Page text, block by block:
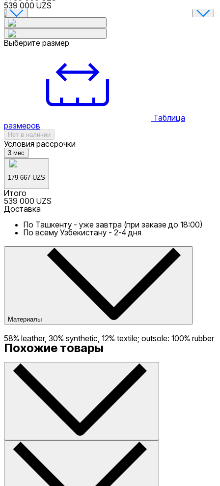
539 000 UZS
Выберите размер
Таблица
размеров
Нет в наличии
Условия рассрочки
3 мес
179 667 UZS
Итого
539 000 UZS
Доставка
По Ташкенту - уже завтра (при заказе до 18:00)
По всему Узбекистану - 2-4 дня
Материалы
58% leather, 30% synthetic, 12% textile; outsole: 100% rubber
Похожие товары